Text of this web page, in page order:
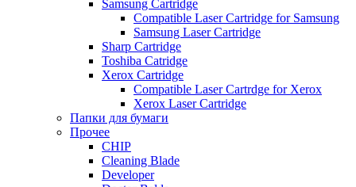
Samsung Cartridge
Compatible Laser Cartridge for Samsung
Samsung Laser Cartridge
Sharp Cartridge
Toshiba Catridge
Xerox Cartridge
Compatible Laser Cartrdge for Xerox
Xerox Laser Cartridge
Папки для бумаги
Прочее
CHIP
Cleaning Blade
Developer